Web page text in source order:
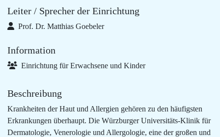
Leiter / Sprecher der Einrichtung
Prof. Dr. Matthias Goebeler
Information
Einrichtung für Erwachsene und Kinder
Beschreibung
Krankheiten der Haut und Allergien gehören zu den häufigsten
Erkrankungen überhaupt. Die Würzburger Universitäts-Klinik für
Dermatologie, Venerologie und Allergologie, eine der großen und